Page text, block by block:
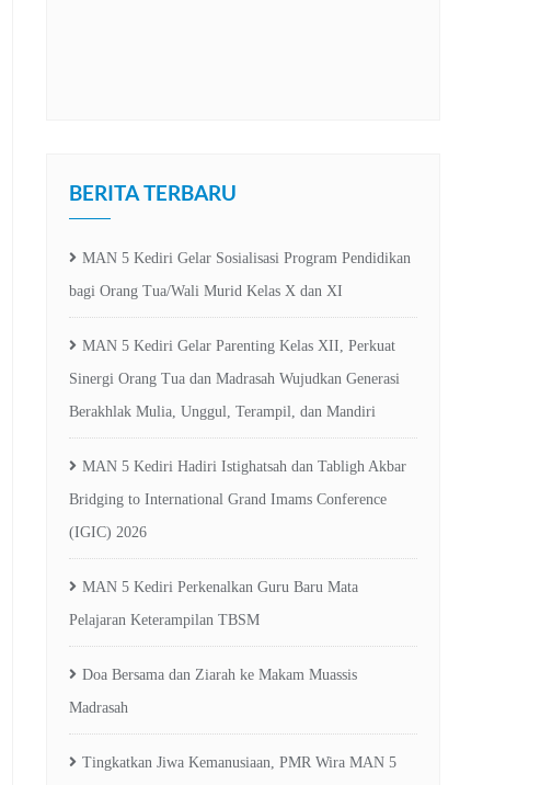
BERITA TERBARU
MAN 5 Kediri Gelar Sosialisasi Program Pendidikan
bagi Orang Tua/Wali Murid Kelas X dan XI
MAN 5 Kediri Gelar Parenting Kelas XII, Perkuat
Sinergi Orang Tua dan Madrasah Wujudkan Generasi
Berakhlak Mulia, Unggul, Terampil, dan Mandiri
MAN 5 Kediri Hadiri Istighatsah dan Tabligh Akbar
Bridging to International Grand Imams Conference
(IGIC) 2026
MAN 5 Kediri Perkenalkan Guru Baru Mata
Pelajaran Keterampilan TBSM
Doa Bersama dan Ziarah ke Makam Muassis
Madrasah
Tingkatkan Jiwa Kemanusiaan, PMR Wira MAN 5